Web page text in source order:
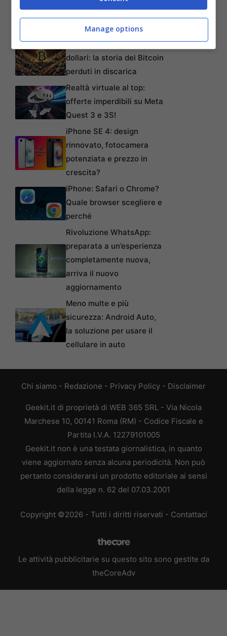
Articoli recentiL’errore da 780 Milioni di
dollari: la storia dei Bitcoin
perduti in discarica
Realtà virtuale al top:
offerte imperdibili su Meta
Quest 3 e 3S!
iPhone SE 4: design
rinnovato, fotocamera
potenziata e prezzo in
crescita?
iPhone: Safari o Chrome?
Quale browser scegliere e
perché
Rivoluzione WhatsApp:
preparata a un’esperienza
completamente nuova,
arriva il nuovo
aggiornamento
Meno multe e più
sicurezza: Android Auto,
la soluzione per usare il
cellulare in auto
Chi siamo - Redazione - Privacy Policy - Disclaimer
Geekit.it di proprietà di WEB 365 SRL - Via Nicola
Marchese 10, 00141 Roma (RM) - Codice Fiscale e
Partita I.V.A. 12279101005
Geekit.it non è una testata giornalistica, in quanto
viene aggiornato senza alcuna periodicità. Non può
pertanto considerarsi un prodotto editoriale ai sensi
della legge n. 62 del 07.03.2001
Copyright ©2026 - Tutti i diritti riservati - Contattaci
Le attività pubblicitarie su questo sito sono gestite da
theCoreAdv
Manage options